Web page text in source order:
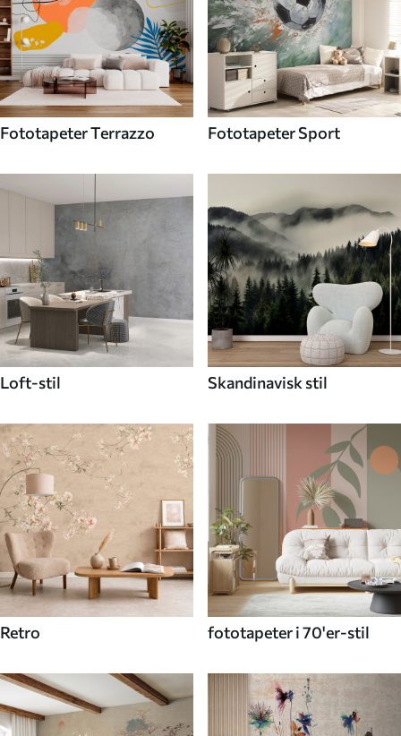
Fototapeter Terrazzo Fototapeter Sport
Loft-stil Skandinavisk stil
Retro fototapeter i 70'er-stil